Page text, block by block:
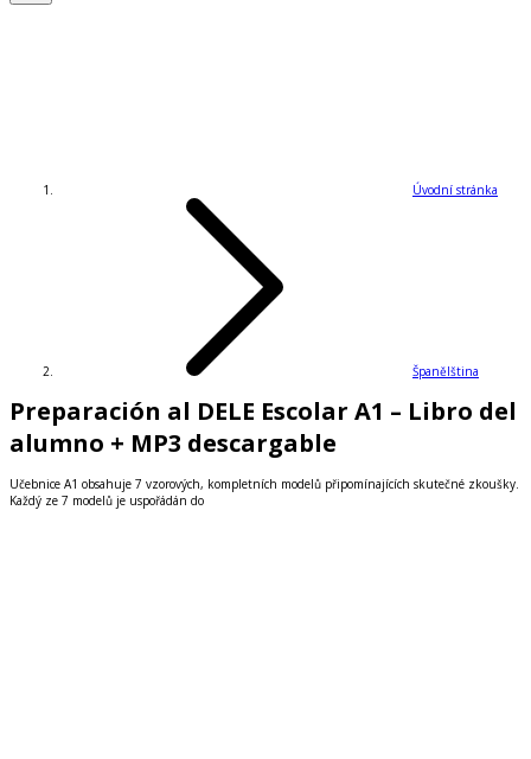
Úvodní stránka
Španělština
Preparación al DELE Escolar A1 – Libro del
alumno + MP3 descargable
Učebnice A1 obsahuje 7 vzorových, kompletních modelů připomínajících skutečné zkoušky.
Každý ze 7 modelů je uspořádán do